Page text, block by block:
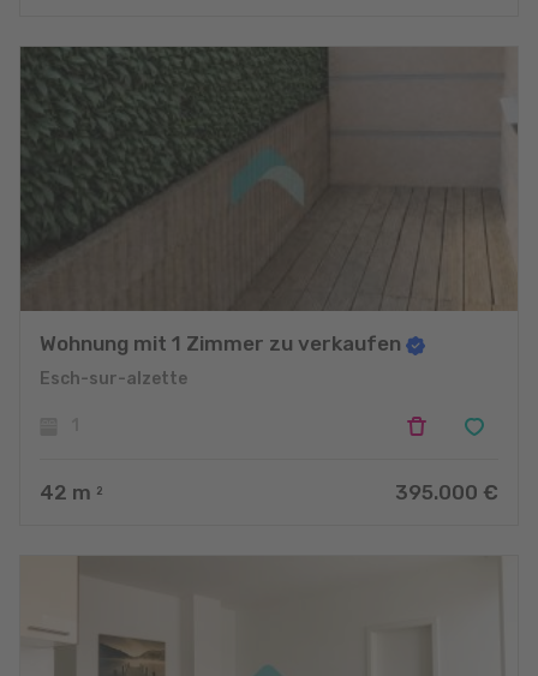
Wohnung mit 1 Zimmer zu verkaufen
Esch-sur-alzette
42 m 2 395.000 €